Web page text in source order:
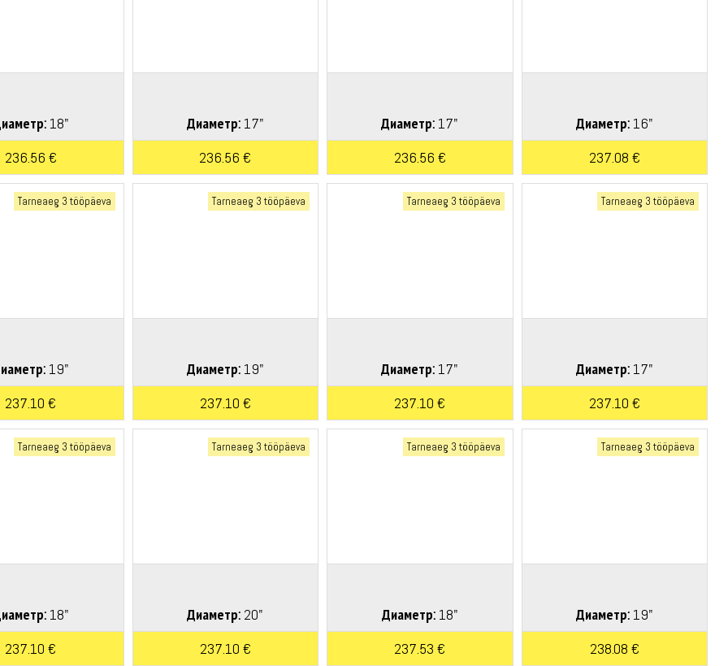
18"
236.56 €
Диаметр:17"
236.56 €
Диаметр: 17"
236.56 €
Диаметр:16"
237.08 €
Tarneaeg 3 tööpäeva
19"
237.10 €
Tarneaeg 3 tööpäeva
Диаметр:19"
237.10 €
Tarneaeg 3 tööpäeva
Диаметр: 17"
237.10 €
Tarneaeg 3 tööpäeva
Диаметр:17"
237.10 €
Tarneaeg 3 tööpäeva
18"
237.10 €
Tarneaeg 3 tööpäeva
Диаметр: 20"
237.10 €
Tarneaeg 3 tööpäeva
Диаметр:18"
237.53 €
Tarneaeg 3 tööpäeva
Диаметр:19"
238.08 €